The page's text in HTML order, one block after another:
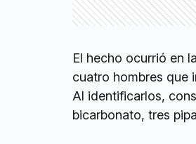
El hecho ocurrió en
cuatro hombres que
Al identificarlos,
bicarbonato, tres